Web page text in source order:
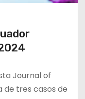
Journal of
tres casos de